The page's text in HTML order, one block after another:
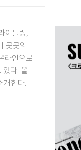
이틀링,
곳곳의
라인으로
있다. 올
개한다.